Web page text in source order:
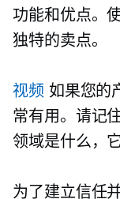
功能和优点。
独特的卖点。
视频 如果您的
常有用。请记
领域是什么，
为了建立信任